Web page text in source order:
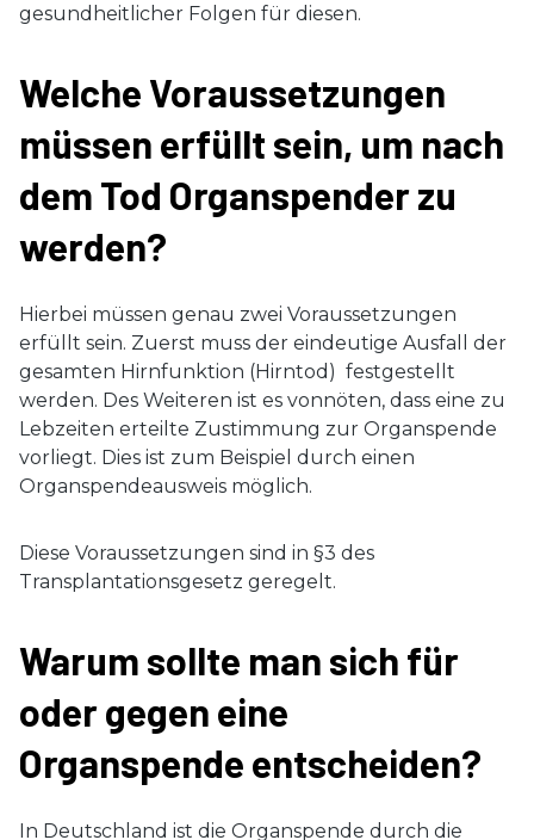
gesundheitlicher Folgen für diesen.
Welche Voraussetzungen
müssen erfüllt sein, um nach
dem Tod Organspender zu
werden?
Hierbei müssen genau zwei Voraussetzungen
erfüllt sein. Zuerst muss der eindeutige Ausfall der
gesamten Hirnfunktion (Hirntod) festgestellt
werden. Des Weiteren ist es vonnöten, dass eine zu
Lebzeiten erteilte Zustimmung zur Organspende
vorliegt. Dies ist zum Beispiel durch einen
Organspendeausweis möglich.
Diese Voraussetzungen sind in §3 des
Transplantationsgesetz geregelt.
Warum sollte man sich für
oder gegen eine
Organspende entscheiden?
In Deutschland ist die Organspende durch die